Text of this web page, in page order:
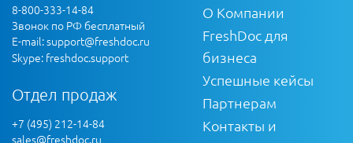
8-800-333-14-84
Звонок по РФ бесплатный
E-mail:support@freshdoc.ru
Skype: freshdoc.support
Отдел продаж
+7 (495) 212-14-84
sales@freshdoc.ru
О Компании
FreshDoc для
бизнеса
Успешные кейсы
Партнерам
Контакты и